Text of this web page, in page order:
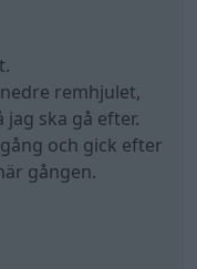
remhjulet,
ska gå efter.
och gick efter
gången.